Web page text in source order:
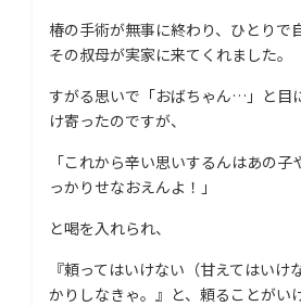
椿の手術が無事に終わり、ひとりで
その叔母が実家に来てくれました。
すがる思いで「おばちゃん…」と目
け寄ったのですが、
「これから辛い思いするんはあの
っかりせなおえんよ！」
と喝を入れられ、
『頼ってはいけない（甘えてはいけ
かりしなきゃ。』と、頼ることがい